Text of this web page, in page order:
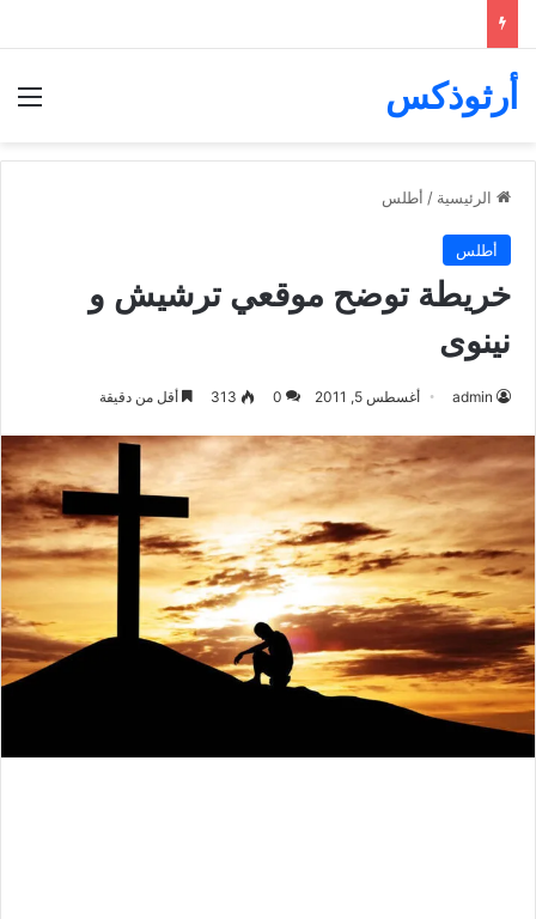
أرثوذكس
الرئيسية / أطلس
أطلس
خريطة توضح موقعي ترشيش و
نينوى
admin أغسطس 5, 2011 0
313 أقل من دقيقة